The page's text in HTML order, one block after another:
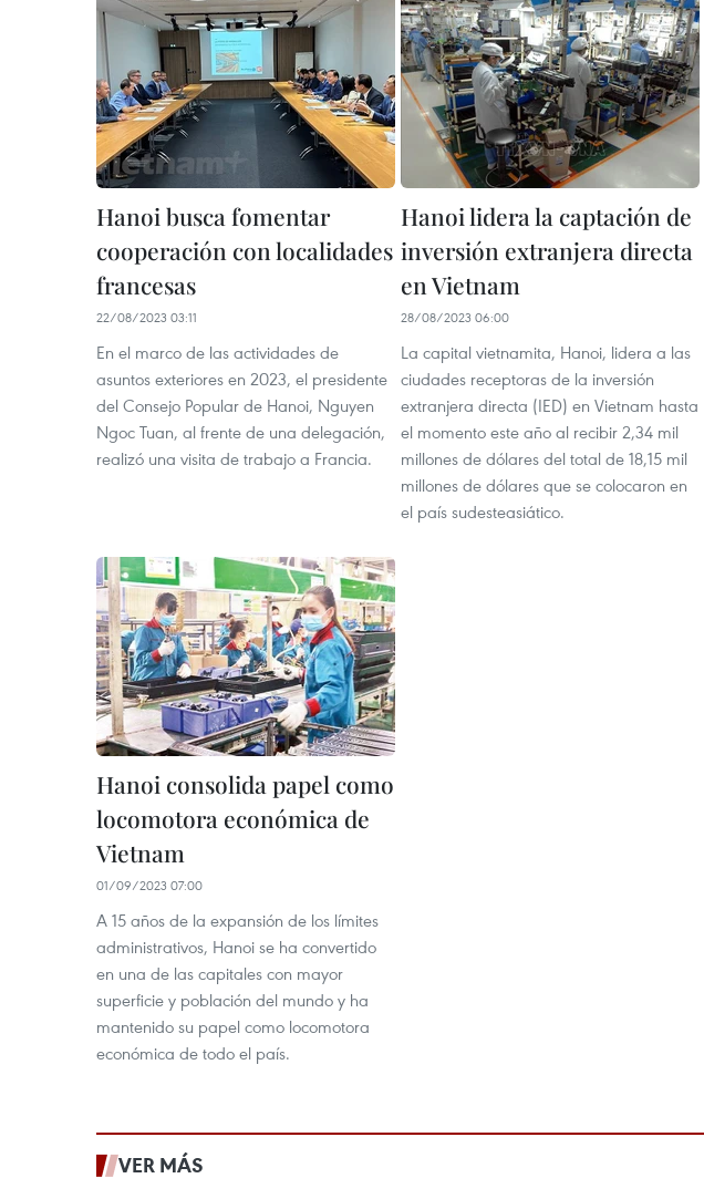
Hanoi busca fomentar
cooperación con localidades
francesas
22/08/2023 03:11
En el marco de las actividades de
asuntos exteriores en 2023, el presidente
del Consejo Popular de Hanoi, Nguyen
Ngoc Tuan, al frente de una delegación,
realizó una visita de trabajo a Francia.
Hanoi lidera la captación de
inversión extranjera directa
en Vietnam
28/08/2023 06:00
La capital vietnamita, Hanoi, lidera a las
ciudades receptoras de la inversión
extranjera directa (IED) en Vietnam hasta
el momento este año al recibir 2,34 mil
millones de dólares del total de 18,15 mil
millones de dólares que se colocaron en
el país sudesteasiático.
Hanoi consolida papel como
locomotora económica de
Vietnam
01/09/2023 07:00
A 15 años de la expansión de los límites
administrativos, Hanoi se ha convertido
en una de las capitales con mayor
superficie y población del mundo y ha
mantenido su papel como locomotora
económica de todo el país.
VER MÁS